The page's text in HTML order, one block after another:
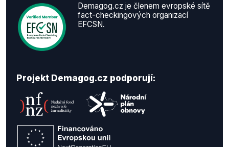
Demagog.cz je členem evropské sítě
fact-checkingových organizací
EFCSN.
Projekt Demagog.cz podporují: